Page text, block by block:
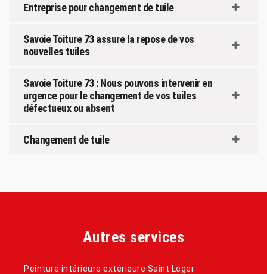
Entreprise pour changement de tuile
Savoie Toiture 73 assure la repose de vos
nouvelles tuiles
Savoie Toiture 73 : Nous pouvons intervenir en
urgence pour le changement de vos tuiles
défectueux ou absent
Changement de tuile
Autres services
Peinture intérieure extérieure Saint Leger